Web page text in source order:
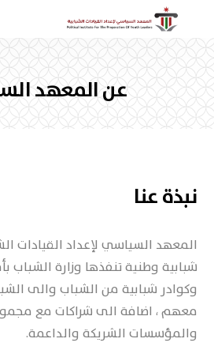
عن المعهد
نبذة عنا
المعهد السياسي لإعداد القيادات
شبابية وطنية تنفذها وزارة الشباب
وكوادر شبابية من الشباب والى
معهم ، اضافة الى شراكات مع
والمؤسسات الشريكة والداعمة.